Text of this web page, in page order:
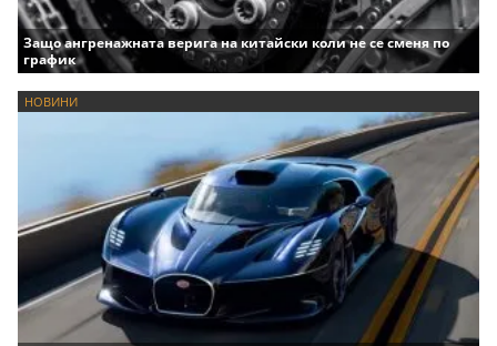
Защо ангренажната верига на китайски коли не се сменя по
график
НОВИНИ